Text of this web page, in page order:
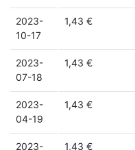
2023-
10-17
1,43 €
2023-
07-18
1,43 €
2023-
04-19
1,43 €
2023-
1,43 €